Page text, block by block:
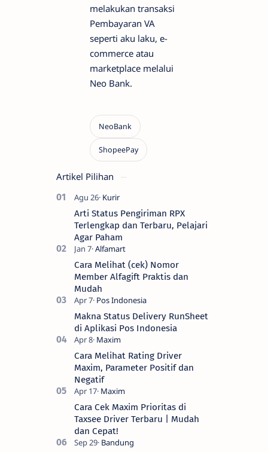
melakukan transaksi
Pembayaran VA
seperti aku laku, e-
commerce atau
marketplace melalui
Neo Bank.
Artikel Pilihan
Arti Status Pengiriman RPX
Terlengkap dan Terbaru, Pelajari
Agar Paham
Cara Melihat (cek) Nomor
Member Alfagift Praktis dan
Mudah
Makna Status Delivery RunSheet
di Aplikasi Pos Indonesia
Cara Melihat Rating Driver
Maxim, Parameter Positif dan
Negatif
Cara Cek Maxim Prioritas di
Taxsee Driver Terbaru | Mudah
dan Cepat!